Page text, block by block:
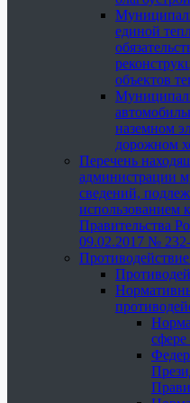
единой
объектов
наземном
дорожном
Перечень
администрации
сведений,
использованием
Правительства
09.02.2017 №